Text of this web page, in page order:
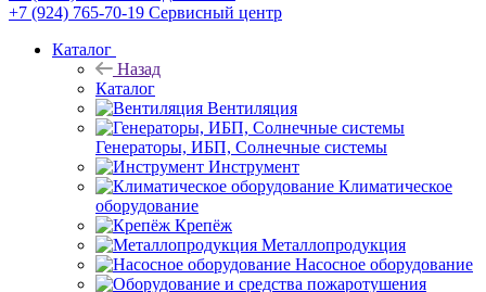
+7 (924) 765-70-19 Сервисный центр
Каталог
Назад
Каталог
Вентиляция
Генераторы, ИБП, Солнечные системы
Инструмент
Климатическое
оборудование
Крепёж
Металлопродукция
Насосное оборудование